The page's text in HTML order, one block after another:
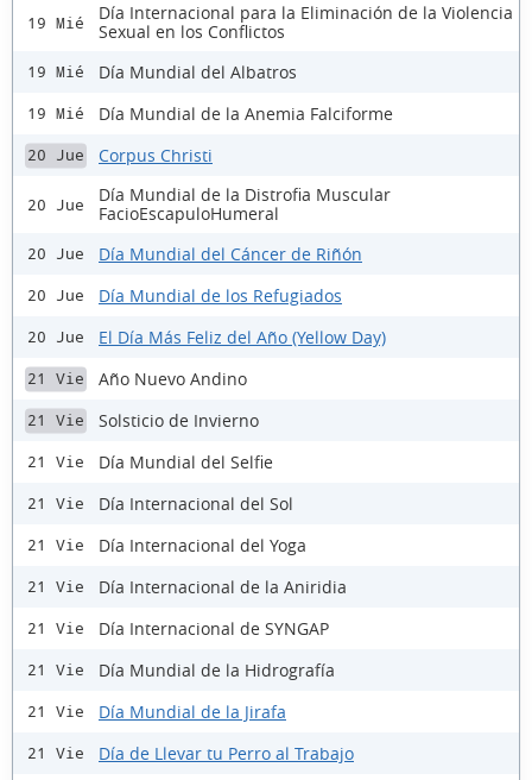
19 Mié
Día Internacional para la Eliminación de la Violencia
Sexual en los Conflictos
19 Mié Día Mundial del Albatros
19 Mié Día Mundial de la Anemia Falciforme
20 Jue Corpus Christi
20 Jue
Día Mundial de la Distrofia Muscular
FacioEscapuloHumeral
20 Jue Día Mundial del Cáncer de Riñón
20 Jue Día Mundial de los Refugiados
20 Jue El Día Más Feliz del Año (Yellow Day)
21 Vie Año Nuevo Andino
21 Vie Solsticio de Invierno
21 Vie Día Mundial del Selfie
21 Vie Día Internacional del Sol
21 Vie Día Internacional del Yoga
21 Vie Día Internacional de la Aniridia
21 Vie Día Internacional de SYNGAP
21 Vie Día Mundial de la Hidrografía
21 Vie Día Mundial de la Jirafa
21 Vie Día de Llevar tu Perro al Trabajo